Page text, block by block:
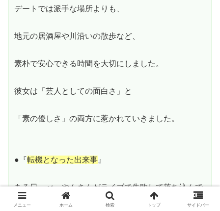
デートでは派手な場所よりも、
地元の居酒屋や川沿いの散歩など、
素朴で安心できる時間を大切にしました。
彼女は「芸人としての面白さ」と
「素の優しさ」の両方に惹かれていきました。
●『転機となった出来事 』
ある日、べーやんさんがライブで失敗して落ち込んで
いたとき、
メニュー ホーム 検索 トップ サイドバー